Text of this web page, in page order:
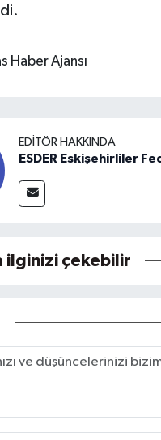
Haber Ajansı
EDITÖR HAKKINDA
ESDER Eskişehirliler
ilginizi çekebilir